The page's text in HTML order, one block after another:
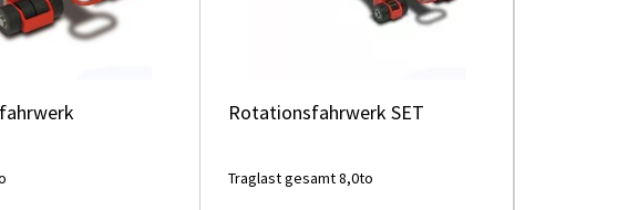
Rotationsfahrwerk SET
Traglast gesamt 8,0to